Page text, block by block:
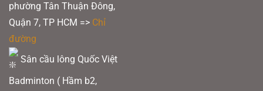
phường Tân Thuận Đông,
Quận 7, TP HCM => Chỉ
đường
Sân cầu lông Quốc Việt
Badminton ( Hầm b2,